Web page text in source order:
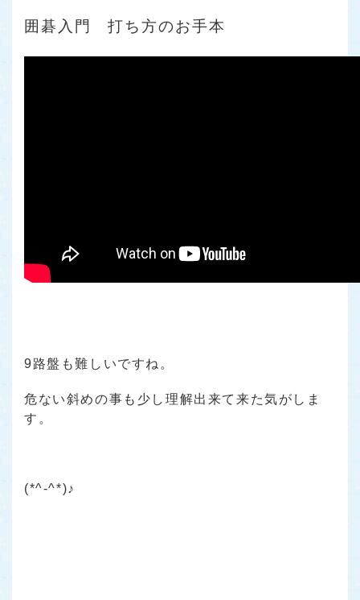
囲碁入門 打ち方のお手本
9路盤も難しいですね。
危ない斜めの事も少し理解出来て来た気がしま
す。
(*^-^*)♪